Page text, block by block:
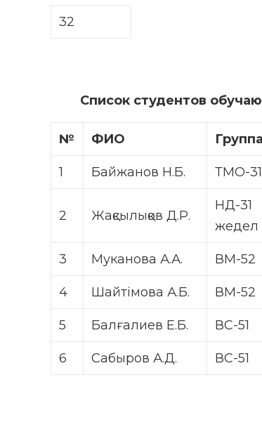
32
Список студентов
№ ФИО Группа
1 Байжанов Н.Б. ТМО-31
2 Жақсылықов Д.Р.
НД-31
жедел
3 Муканова А.А. ВМ-52
4 Шайтімова А.Б. ВМ-52
5 Балғалиев Е.Б. ВС-51
6 Сабыров А.Д. ВС-51